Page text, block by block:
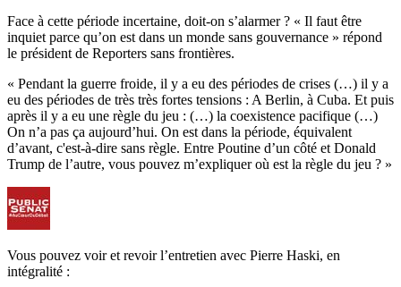
Face à cette période incertaine, doit-on s’alarmer ? « Il faut être
inquiet parce qu’on est dans un monde sans gouvernance » répond
le président de Reporters sans frontières.
« Pendant la guerre froide, il y a eu des périodes de crises (…) il y a
eu des périodes de très très fortes tensions : A Berlin, à Cuba. Et puis
après il y a eu une règle du jeu : (…) la coexistence pacifique (…)
On n’a pas ça aujourd’hui. On est dans la période, équivalent
d’avant, c'est-à-dire sans règle. Entre Poutine d’un côté et Donald
Trump de l’autre, vous pouvez m’expliquer où est la règle du jeu ? »
Vous pouvez voir et revoir l’entretien avec Pierre Haski, en
intégralité :